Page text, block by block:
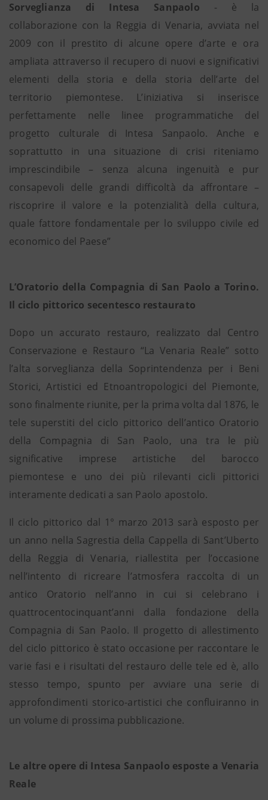
Sorveglianza di Intesa Sanpaolo - è la
collaborazione con la Reggia di Venaria, avviata nel
2009 con il prestito di alcune opere d’arte e ora
ampliata attraverso il recupero di nuovi e significativi
elementi della storia e della storia dell’arte del
territorio piemontese. L’iniziativa si inserisce
perfettamente nelle linee programmatiche del
progetto culturale di Intesa Sanpaolo. Anche e
soprattutto in una situazione di crisi riteniamo
imprescindibile – senza alcuna ingenuità e pur
consapevoli delle grandi difficoltà da affrontare –
riscoprire il valore e la potenzialità della cultura,
quale fattore fondamentale per lo sviluppo civile ed
economico del Paese”
L’Oratorio della Compagnia di San Paolo a Torino.
Il ciclo pittorico secentesco restaurato
Dopo un accurato restauro, realizzato dal Centro
Conservazione e Restauro “La Venaria Reale” sotto
l’alta sorveglianza della Soprintendenza per i Beni
Storici, Artistici ed Etnoantropologici del Piemonte,
sono finalmente riunite, per la prima volta dal 1876, le
tele superstiti del ciclo pittorico dell’antico Oratorio
della Compagnia di San Paolo, una tra le più
significative imprese artistiche del barocco
piemontese e uno dei più rilevanti cicli pittorici
interamente dedicati a san Paolo apostolo.
Il ciclo pittorico dal 1° marzo 2013 sarà esposto per
un anno nella Sagrestia della Cappella di Sant’Uberto
della Reggia di Venaria, riallestita per l’occasione
nell’intento di ricreare l’atmosfera raccolta di un
antico Oratorio nell’anno in cui si celebrano i
quattrocentocinquant’anni dalla fondazione della
Compagnia di San Paolo. Il progetto di allestimento
del ciclo pittorico è stato occasione per raccontare le
varie fasi e i risultati del restauro delle tele ed è, allo
stesso tempo, spunto per avviare una serie di
approfondimenti storico-artistici che confluiranno in
un volume di prossima pubblicazione.
Le altre opere di Intesa Sanpaolo esposte a Venaria
Reale